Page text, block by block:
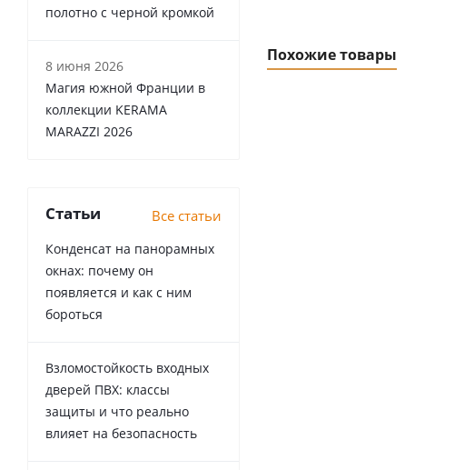
Похожие товары
полотно с черной кромкой
8 июня 2026
Магия южной Франции в
коллекции KERAMA
MARAZZI 2026
Статьи Все статьи
Конденсат на панорамных
окнах: почему он
появляется и как с ним
бороться
Взломостойкость входных
дверей ПВХ: классы
защиты и что реально
влияет на безопасность